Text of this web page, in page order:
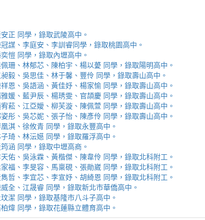
正 同學，錄取武陵高中。
謀、李庭安、李訓睿同學，錄取桃園高中。
愷 同學，錄取內壢高中。
珊、林郁芯、陳柏宇、楊以薆 同學，錄取陽明高中。
毅、吳思佳、林于馨、豐伶 同學，錄取壽山高中。
恩、吳語涵、黃佳妤、楊家愉 同學，錄取壽山高中。
媛、藍尹辰、楊琇雯、官頡慶 同學，錄取壽山高中。
菘、江亞嬡、柳芙漩、陳佩萱 同學，錄取壽山高中。
彤、吳芯妮、張子怡、陳彥伶 同學，錄取壽山高中。
淇、徐攸青 同學，錄取永豐高中。
琦、林沄嬨 同學，錄取羅浮高中。
涵 同學，錄取中壢高商。
佑、吳泳霖、黃楷傑、陳韋伶 同學，錄取北科附工。
福、李旻容、馬稟硯、張勛崴 同學，錄取北科附工。
哲、李宜芯、李宣妤、胡綺恩 同學，錄取北科附工。
全、江晟睿 同學，錄取新北市華僑高中。
潔 同學，錄取基隆市八斗子高中。
煒 同學，錄取花蓮縣立體育高中。